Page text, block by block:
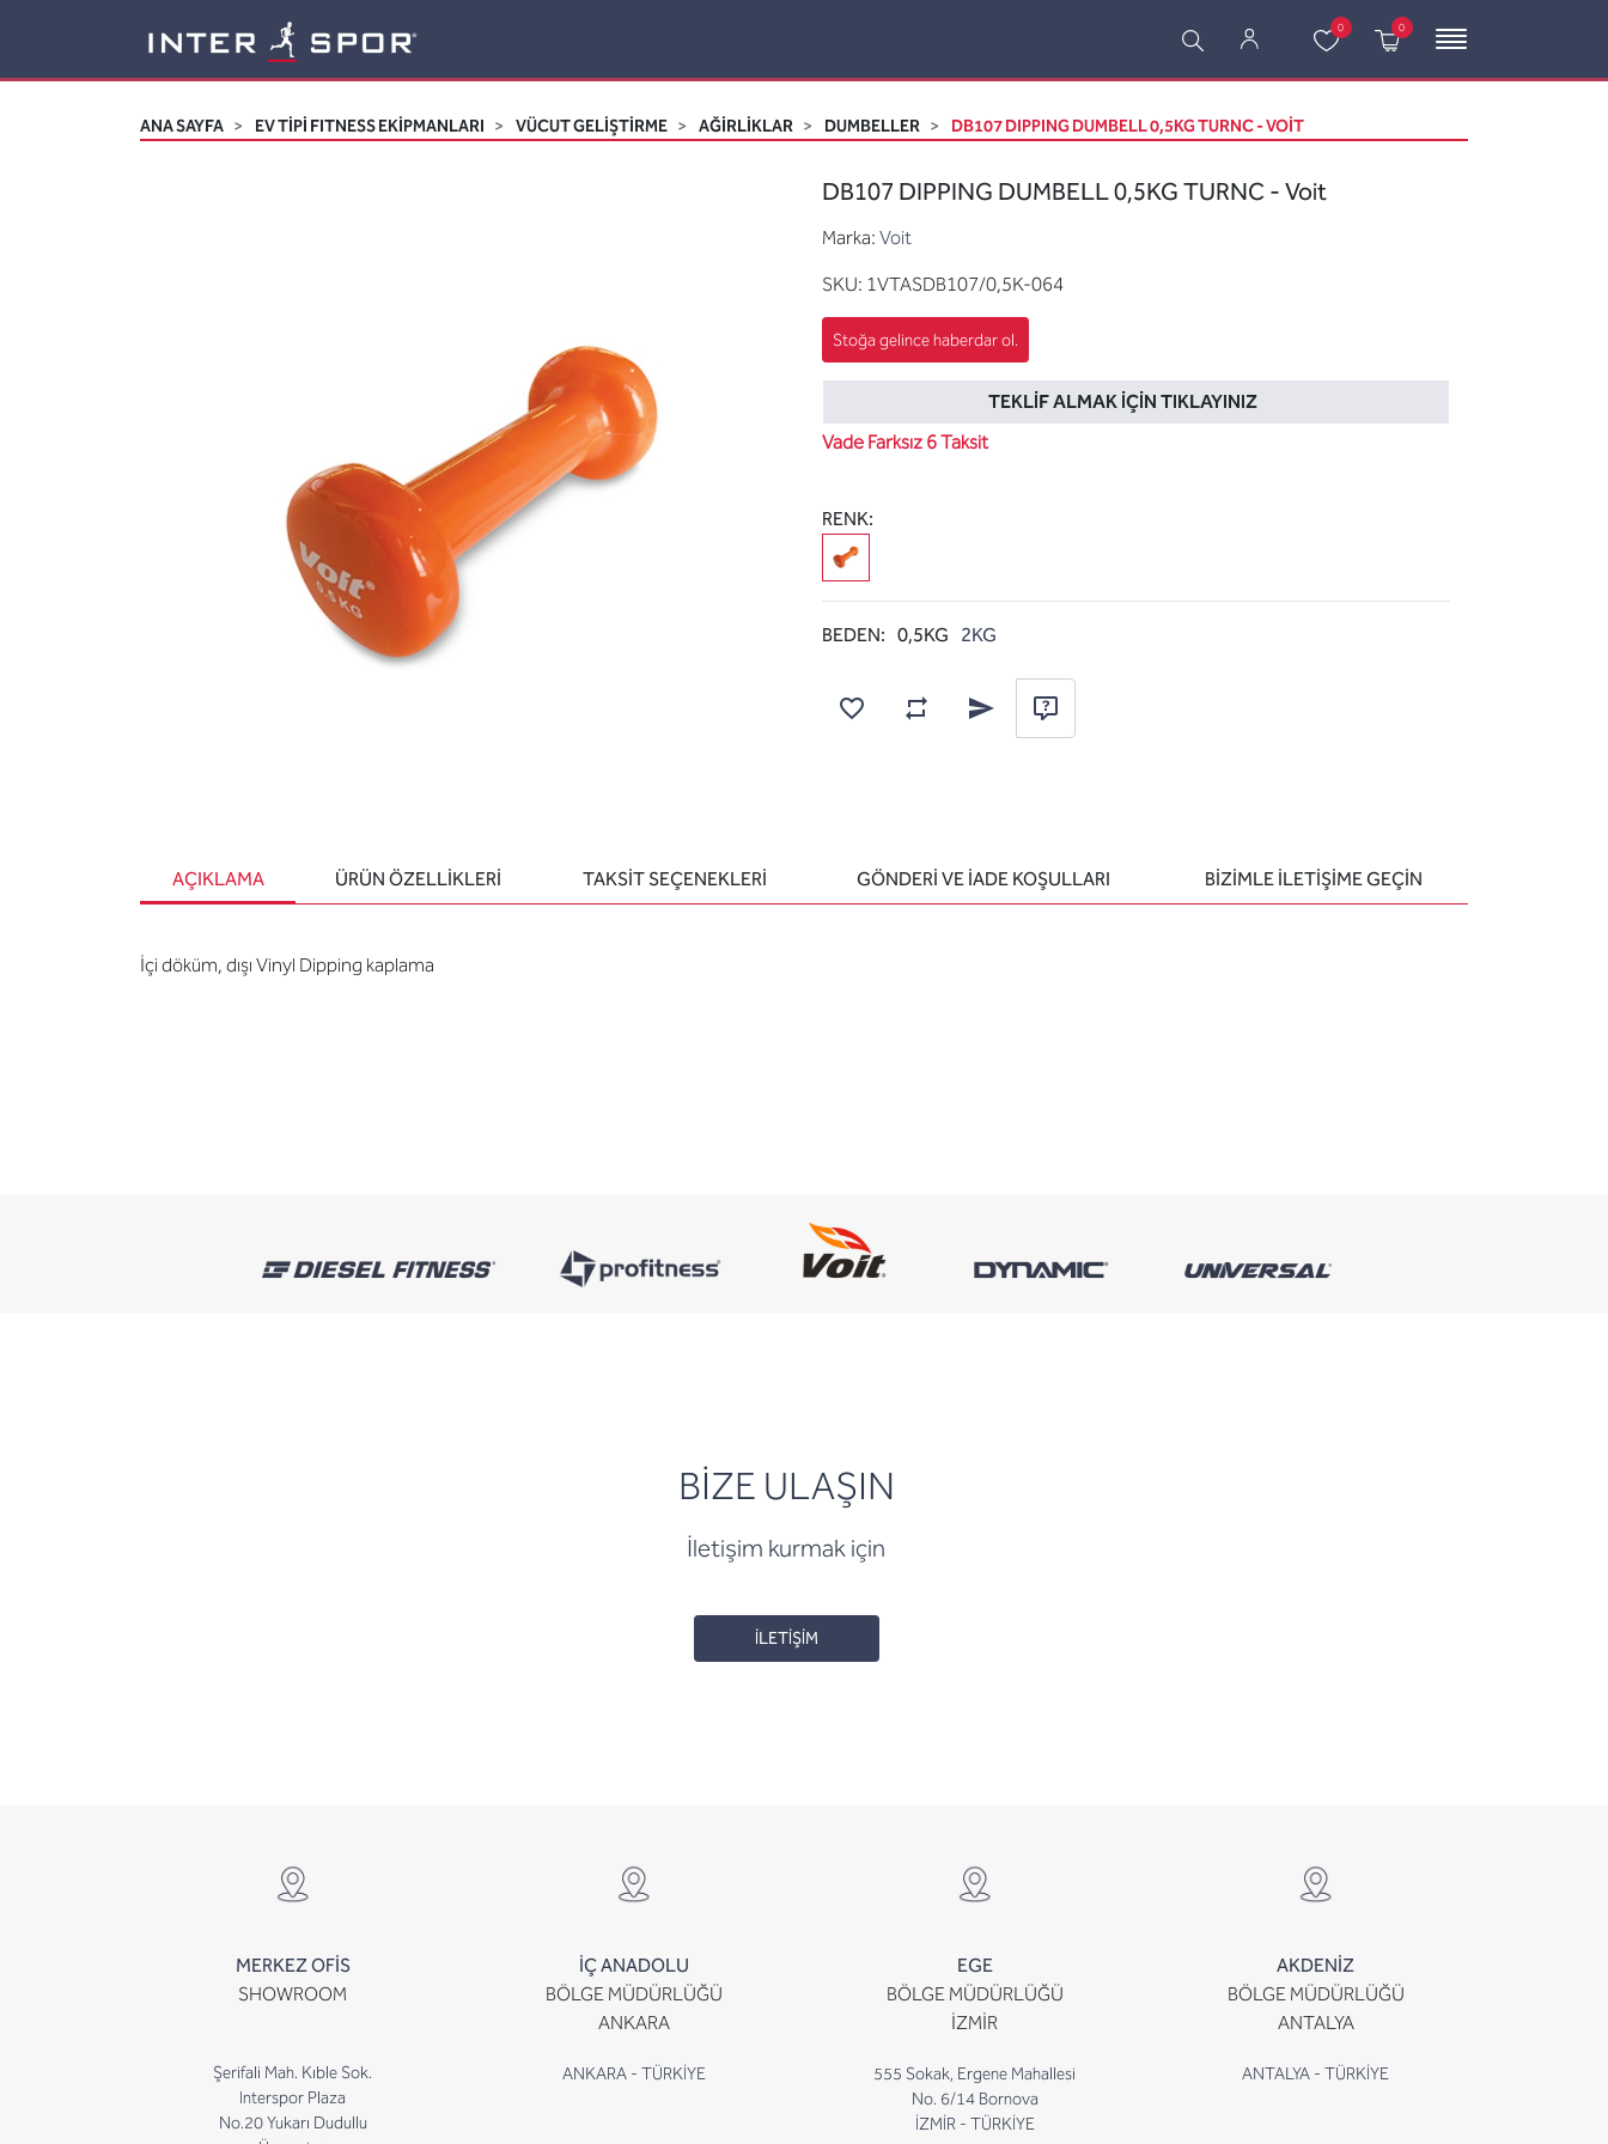
0 0
ANA SAYFA EV TİPİ FITNESS EKİPMANLARI VÜCUT GELİŞTİRME AĞIRLIKLAR DUMBELLER DB107 DIPPING DUMBELL 0,5KG TURNC - VOIT
DB107 DIPPING DUMBELL 0,5KG TURNC - Voit
Marka: Voit
SKU: 1VTASDB107/0,5K-064
TEKLIF ALMAK İÇIN TIKLAYINIZ
Vade Farksız 6 Taksit
RENK:
BEDEN: 0,5KG 2KG
Favorilere ekle
Karşılaştırma listesine ekle
Arkadaşına e-posta ile gönder
Soru sor
AÇIKLAMA ÜRÜN ÖZELLIKLERI TAKSİT SEÇENEKLERİ GÖNDERİ VE İADE KOŞULLARI BIZIMLE ILETIŞIME GEÇIN
İçi döküm, dışı Vinyl Dipping kaplama
BİZE ULAŞIN
İletişim kurmak için
İLETİŞİM
MERKEZ OFİS
SHOWROOM
Şerifali Mah. Kıble Sok.
Interspor Plaza
No.20 Yukarı Dudullu
İÇ ANADOLU
BÖLGE MÜDÜRLÜĞÜ
ANKARA
ANKARA - TÜRKİYE
EGE
BÖLGE MÜDÜRLÜĞÜ
İZMİR
555 Sokak, Ergene Mahallesi
No. 6/14 Bornova
İZMİR - TÜRKİYE
AKDENİZ
BÖLGE MÜDÜRLÜĞÜ
ANTALYA
ANTALYA - TÜRKİYE